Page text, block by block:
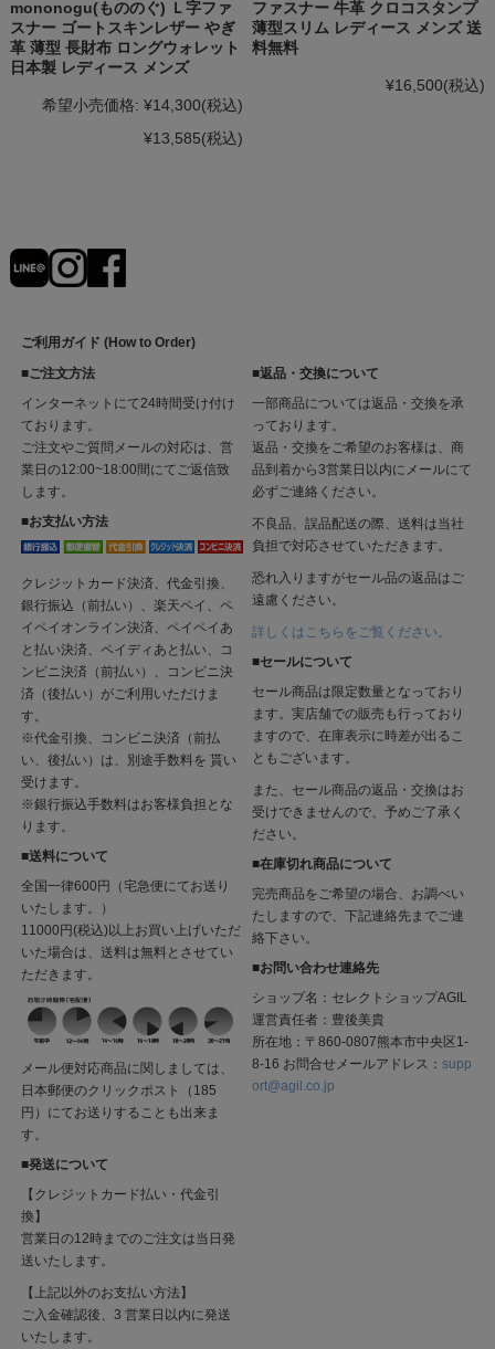
mononogu(もののぐ) Ｌ字ファ
スナー ゴートスキンレザー やぎ
革 薄型 長財布 ロングウォレット
日本製 レディース メンズ
希望小売価格: ¥14,300(税込)
¥13,585(税込)
ファスナー 牛革 クロコスタンプ
薄型スリム レディース メンズ 送
料無料
¥16,500(税込)
ご利用ガイド (How to Order)
■ご注文方法
インターネットにて24時間受け付け
ております。
ご注文やご質問メールの対応は、営
業日の12:00~18:00間にてご返信致
します。
■お支払い方法
クレジットカード決済、代金引換、
銀行振込（前払い）、楽天ペイ、ペ
イペイオンライン決済、ペイペイあ
と払い決済、ペイディあと払い、コ
ンビニ決済（前払い）、コンビニ決
済（後払い）がご利用いただけま
す。
※代金引換、コンビニ決済（前払
い、後払い）は、別途手数料を 貰い
受けます。
※銀行振込手数料はお客様負担とな
ります。
■送料について
全国一律600円（宅急便にてお送り
いたします。）
11000円(税込)以上お買い上げいただ
いた場合は、送料は無料とさせてい
ただきます。
メール便対応商品に関しましては、
日本郵便のクリックポスト（185
円）にてお送りすることも出来ま
す。
■発送について
【クレジットカード払い・代金引
換】
営業日の12時までのご注文は当日発
送いたします。
【上記以外のお支払い方法】
ご入金確認後、3 営業日以内に発送
いたします。
■返品・交換について
一部商品については返品・交換を承
っております。
返品・交換をご希望のお客様は、商
品到着から3営業日以内にメールにて
必ずご連絡ください。
不良品、誤品配送の際、送料は当社
負担で対応させていただきます。
恐れ入りますがセール品の返品はご
遠慮ください。
詳しくはこちらをご覧ください。
■セールについて
セール商品は限定数量となっており
ます。実店舗での販売も行っており
ますので、在庫表示に時差が出るこ
ともございます。
また、セール商品の返品・交換はお
受けできませんので、予めご了承く
ださい。
■在庫切れ商品について
完売商品をご希望の場合、お調べい
たしますので、下記連絡先までご連
絡下さい。
■お問い合わせ連絡先
ショップ名：セレクトショップAGIL
運営責任者：豊後美貴
所在地：〒860-0807熊本市中央区1-
8-16 お問合せメールアドレス：supp
ort@agil.co.jp